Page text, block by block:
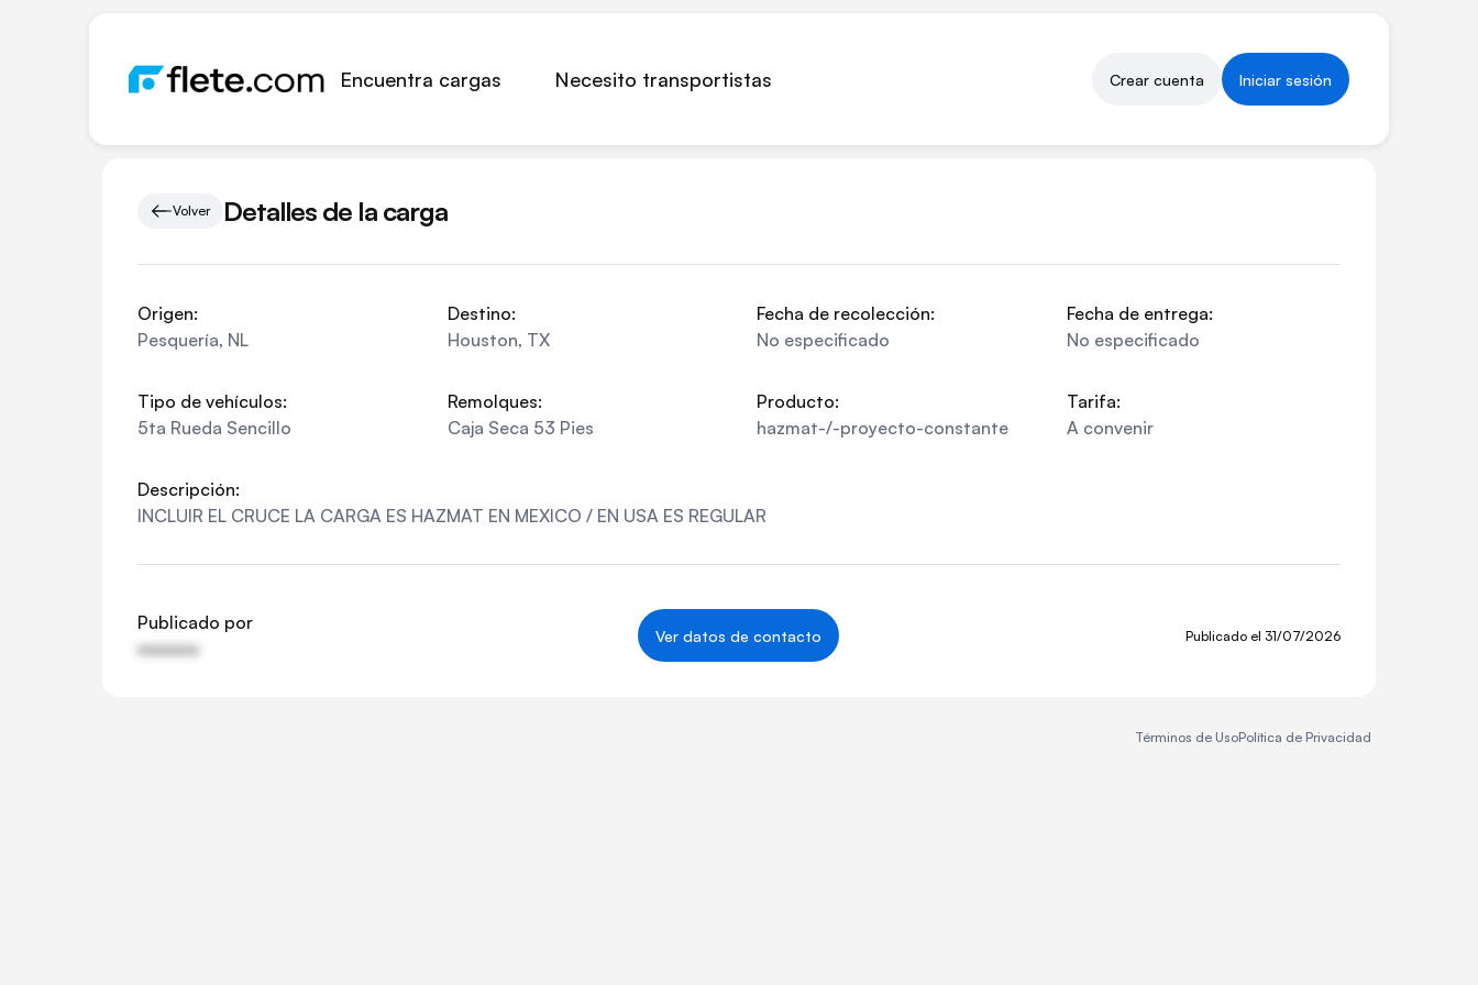
Encuentra cargas Necesito transportistas Crear cuenta Iniciar sesión
Volver Detalles de la carga
Origen:
Pesquería, NL
Destino:
Houston, TX
Fecha de recolección:
No especificado
Fecha de entrega:
No especificado
Tipo de vehículos:
5ta Rueda Sencillo
Remolques:
Caja Seca 53 Pies
Producto:
hazmat-/-proyecto-constante
Tarifa:
A convenir
Descripción:
INCLUIR EL CRUCE LA CARGA ES HAZMAT EN MEXICO / EN USA ES REGULAR
Publicado por
••••••••
Ver datos de contacto Publicado el 31/07/2026
Términos de UsoPolítica de Privacidad